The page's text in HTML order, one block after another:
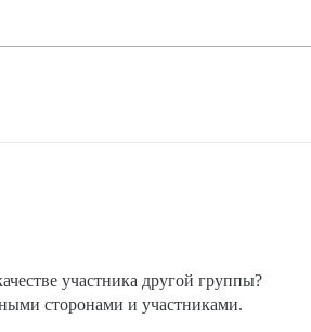
участника другой группы?
сторонами и участниками.